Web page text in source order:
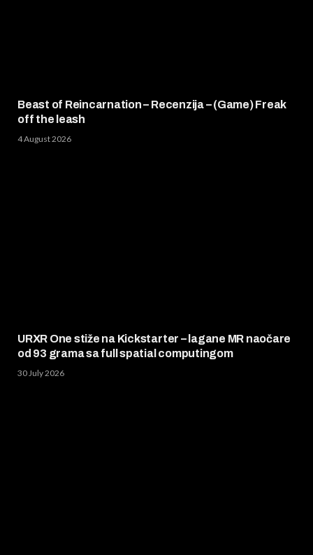
Beast of Reincarnation – Recenzija – (Game) Freak
off the leash
4 August 2026
URXR One stiže na Kickstarter – lagane MR naočare
od 93 grama sa full spatial computingom
30 July 2026